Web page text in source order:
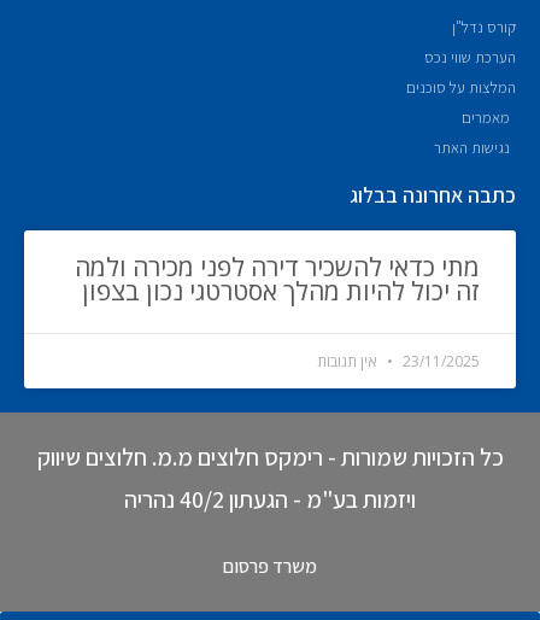
קורס נדל"ן
הערכת שווי נכס
המלצות על סוכנים
מאמרים
נגישות האתר
כתבה אחרונה בבלוג
מתי כדאי להשכיר דירה לפני מכירה ולמה
זה יכול להיות מהלך אסטרטגי נכון בצפון
23/11/2025 אין תגובות
כל הזכויות שמורות - רימקס חלוצים מ.מ. חלוצים שיווק
ויזמות בע"מ - הגעתון 40/2 נהריה
משרד פרסום